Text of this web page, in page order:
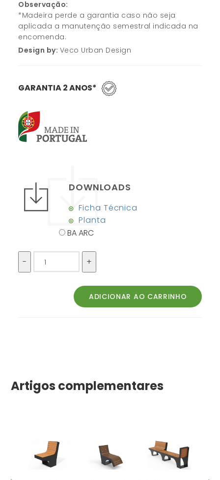
Observação:
*Madeira perde a garantia caso não seja
aplicada a manutenção semestral indicada na
encomenda.
Design by: Veco Urban Design
GARANTIA 2 ANOS*
DOWNLOADS
Ficha Técnica
Planta
BA ARC
Artigos complementares